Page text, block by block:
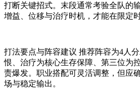
打断关键招式。末段通常考验全队的
增益、位移与治疗时机，才能在限定
打法要点与阵容建议 推荐阵容为4人
恨、治疗为核心生存保障、第三位为
责爆发。职业搭配可灵活调整，但应
场与稳定输出。